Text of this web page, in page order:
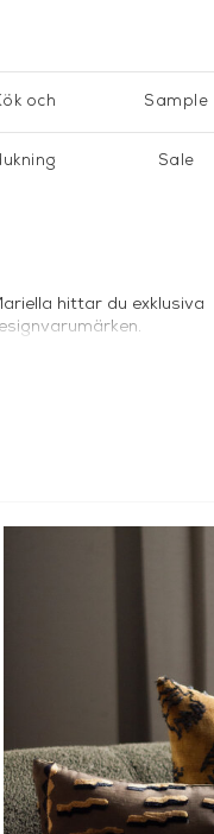
och Sample
Sale
hittar du exklusiva
tyg och storlek för att
kuddfodral ett
kan du skapa
känslan i ett rum,
former, material och